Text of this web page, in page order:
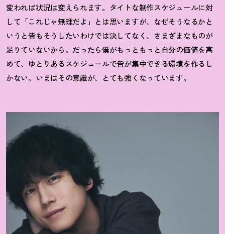
変われば状況は変えられます。タイトな制作スケジュールに対
して「これじゃ無理だよ」とは思いますが、なぜそうなるかと
いうと皆もそうしたいわけでは決してなく、さまざまなものが
足りていないから。だったら僕がもっともっと自分の価値を高
めて、ゆとりあるスケジュールで皆が集中できる環境を作るし
かない。いまはその意識が、とても強くなっています。